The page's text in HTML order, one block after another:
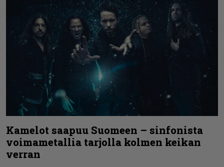
Kamelot saapuu Suomeen – sinfonista
voimametallia tarjolla kolmen keikan
verran